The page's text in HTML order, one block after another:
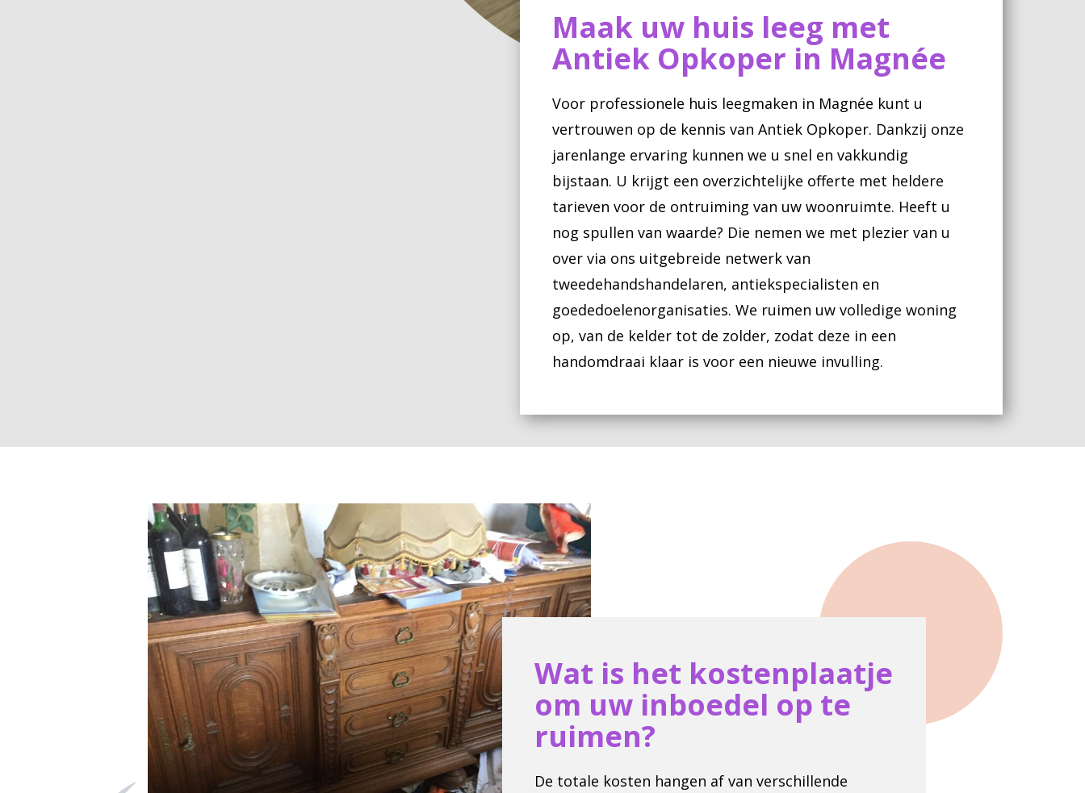
Maak uw huis leeg met
Antiek Opkoper in Magnée
Voor professionele huis leegmaken in Magnée kunt u
vertrouwen op de kennis van Antiek Opkoper. Dankzij onze
jarenlange ervaring kunnen we u snel en vakkundig
bijstaan. U krijgt een overzichtelijke offerte met heldere
tarieven voor de ontruiming van uw woonruimte. Heeft u
nog spullen van waarde? Die nemen we met plezier van u
over via ons uitgebreide netwerk van
tweedehandshandelaren, antiekspecialisten en
goededoelenorganisaties. We ruimen uw volledige woning
op, van de kelder tot de zolder, zodat deze in een
handomdraai klaar is voor een nieuwe invulling.
Wat is het kostenplaatje
om uw inboedel op te
ruimen?
De totale kosten hangen af van verschillende